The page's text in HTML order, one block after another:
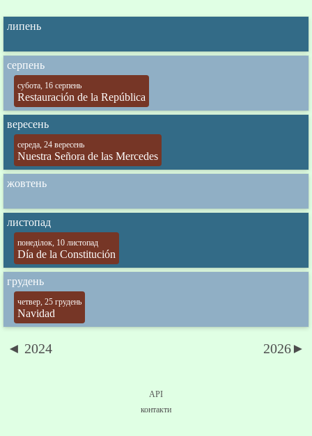
липень
серпень
субота, 16 серпень
Restauración de la República
вересень
середа, 24 вересень
Nuestra Señora de las Mercedes
жовтень
листопад
понеділок, 10 листопад
Día de la Constitución
грудень
четвер, 25 грудень
Navidad
◄ 2024 2026►
API
контакти